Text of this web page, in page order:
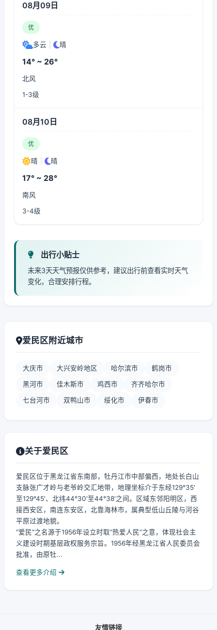
08月09日
优
多云 晴
14° ~ 26°
北风
1-3级
08月10日
优
晴 晴
17° ~ 28°
南风
3-4级
出行小贴士
未来3天天气预报仅供参考，建议出行前查看实时天气
变化，合理安排行程。
爱民区附近城市
大庆市 大兴安岭地区 哈尔滨市 鹤岗市
黑河市 佳木斯市 鸡西市 齐齐哈尔市
七台河市 双鸭山市 绥化市 伊春市
关于爱民区
爱民区位于黑龙江省东南部，牡丹江市中部偏西，地处长白山
支脉张广才岭与老爷岭交汇地带，地理坐标介于东经129°35′
至129°45′、北纬44°30′至44°38′之间。区域东邻阳明区，西
接西安区，南连东安区，北靠海林市，属典型低山丘陵与河谷
平原过渡地貌。
“爱民”之名源于1956年设立时取“热爱人民”之意，体现社会主
义建设时期基层政权服务宗旨。1956年经黑龙江省人民委员会
批准，由原牡...
查看更多介绍
友情链接